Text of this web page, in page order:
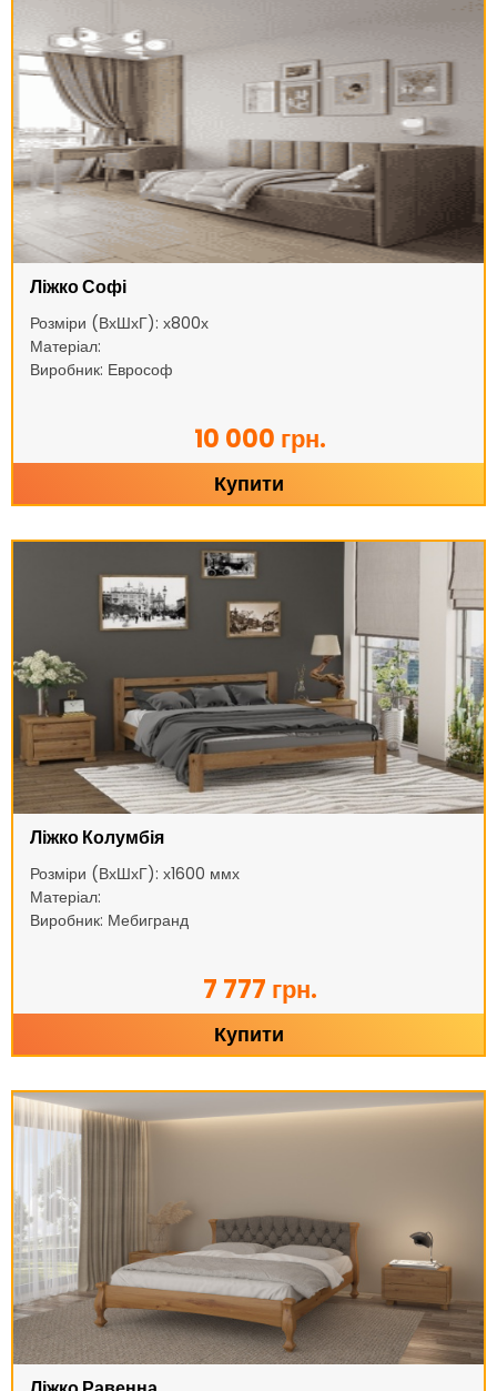
Ліжко Софі
Розміри (ВхШхГ): х800х
Матеріал:
Виробник: Еврософ
10 000 грн.
Купити
Ліжко Колумбія
Розміри (ВхШхГ): х1600 ммх
Матеріал:
Виробник: Мебигранд
7 777 грн.
Купити